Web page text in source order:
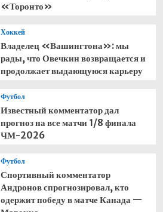
«Торонто»
Хоккей
Владелец «Вашингтона»: мы
рады, что Овечкин возвращается и
продолжает выдающуюся карьеру
Футбол
Известный комментатор дал
прогноз на все матчи 1/8 финала
ЧМ-2026
Футбол
Спортивный комментатор
Андронов спрогнозировал, кто
одержит победу в матче Канада —